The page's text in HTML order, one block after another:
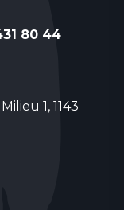
80 44
1, 1143